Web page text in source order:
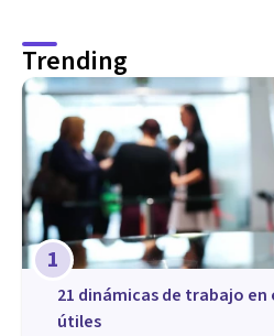
Trending
1
21 dinámicas de trabajo
útiles